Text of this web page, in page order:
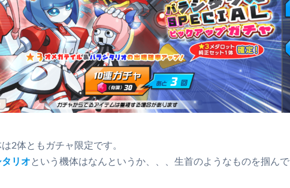
2体ともガチャ限定です。
リオ という機体はなんというか、、、生首のようなものを掴んで